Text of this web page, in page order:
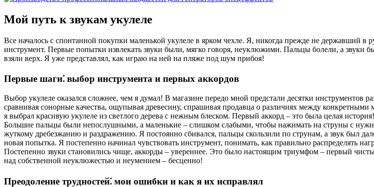
Мой путь к звукам укулеле
Все началось с спонтанной покупки маленькой укулеле в ярком чехле. Я, никогда прежде не державший в
инструмент. Первые попытки извлекать звуки были, мягко говоря, неуклюжими. Пальцы болели, а звуки
взяли верх. Я уже представлял, как играю на ней на пляже под шум прибоя!
Первые шаги⁚ выбор инструмента и первых аккордов
Выбор укулеле оказался сложнее, чем я думал! В магазине передо мной предстали десятки инструментов
сравнивая сонорные качества, ощупывая древесину, спрашивая продавца о различиях между
я выбрал красивую укулеле из светлого дерева с нежным блеском. Первый аккорд – это была целая
Большие пальцы были непослушными, а маленькие – слишком слабыми, чтобы нажимать на струны с
жуткому дребезжанию и раздражению. Я постоянно сбивался, пальцы скользили по струнам, а звук был
новая попытка. Я постепенно начинал чувствовать инструмент, понимать, как правильно распределять
Постепенно звуки становились чище, аккорды – увереннее. Это было настоящим триумфом – первый
над собственной неуклюжестью и неумением – бесценно!
Преодоление трудностей⁚ мои ошибки и как я их исправлял